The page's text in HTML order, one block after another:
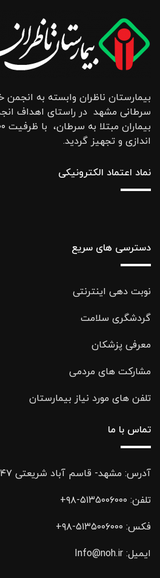
بیمارستان ناظران وابسته به انجمن
سرطانی مشهد در راستای اهداف
اندازی و تجهیز گردید.
نماد اعتماد الکترونیکی
دسترسی های سریع
نوبت دهی اینترنتی
گردشگری سلامت
معرفی پزشکان
مشارکت های مردمی
تلفن های مورد نیاز بیمارستان
تماس با ما
آدرس: مشهد- قاسم آباد شریعتی ۴۷
تلفن: ۵۱۳۵۰۰۶۰۰۰-۹۸+
فکس: ۵۱۳۵۰۰۶۰۰۰-۹۸+
ایمیل: Info@noh.ir